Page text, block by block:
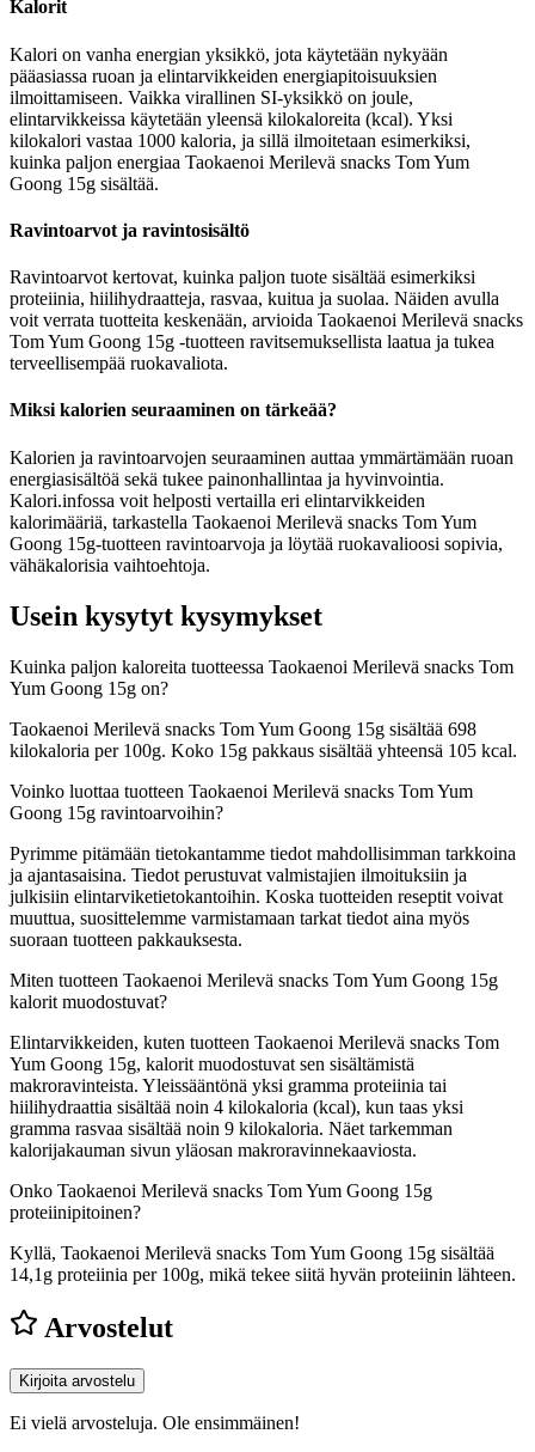
Kalorit
Kalori on vanha energian yksikkö, jota käytetään nykyään
pääasiassa ruoan ja elintarvikkeiden energiapitoisuuksien
ilmoittamiseen. Vaikka virallinen SI-yksikkö on joule,
elintarvikkeissa käytetään yleensä kilokaloreita (kcal). Yksi
kilokalori vastaa 1000 kaloria, ja sillä ilmoitetaan esimerkiksi,
kuinka paljon energiaa Taokaenoi Merilevä snacks Tom Yum
Goong 15g sisältää.
Ravintoarvot ja ravintosisältö
Ravintoarvot kertovat, kuinka paljon tuote sisältää esimerkiksi
proteiinia, hiilihydraatteja, rasvaa, kuitua ja suolaa. Näiden avulla
voit verrata tuotteita keskenään, arvioida Taokaenoi Merilevä snacks
Tom Yum Goong 15g -tuotteen ravitsemuksellista laatua ja tukea
terveellisempää ruokavaliota.
Miksi kalorien seuraaminen on tärkeää?
Kalorien ja ravintoarvojen seuraaminen auttaa ymmärtämään ruoan
energiasisältöä sekä tukee painonhallintaa ja hyvinvointia.
Kalori.infossa voit helposti vertailla eri elintarvikkeiden
kalorimääriä, tarkastella Taokaenoi Merilevä snacks Tom Yum
Goong 15g-tuotteen ravintoarvoja ja löytää ruokavalioosi sopivia,
vähäkalorisia vaihtoehtoja.
Usein kysytyt kysymykset
Kuinka paljon kaloreita tuotteessa Taokaenoi Merilevä snacks Tom
Yum Goong 15g on?
Taokaenoi Merilevä snacks Tom Yum Goong 15g sisältää 698
kilokaloria per 100g. Koko 15g pakkaus sisältää yhteensä 105 kcal.
Voinko luottaa tuotteen Taokaenoi Merilevä snacks Tom Yum
Goong 15g ravintoarvoihin?
Pyrimme pitämään tietokantamme tiedot mahdollisimman tarkkoina
ja ajantasaisina. Tiedot perustuvat valmistajien ilmoituksiin ja
julkisiin elintarviketietokantoihin. Koska tuotteiden reseptit voivat
muuttua, suosittelemme varmistamaan tarkat tiedot aina myös
suoraan tuotteen pakkauksesta.
Miten tuotteen Taokaenoi Merilevä snacks Tom Yum Goong 15g
kalorit muodostuvat?
Elintarvikkeiden, kuten tuotteen Taokaenoi Merilevä snacks Tom
Yum Goong 15g, kalorit muodostuvat sen sisältämistä
makroravinteista. Yleissääntönä yksi gramma proteiinia tai
hiilihydraattia sisältää noin 4 kilokaloria (kcal), kun taas yksi
gramma rasvaa sisältää noin 9 kilokaloria. Näet tarkemman
kalorijakauman sivun yläosan makroravinnekaaviosta.
Onko Taokaenoi Merilevä snacks Tom Yum Goong 15g
proteiinipitoinen?
Kyllä, Taokaenoi Merilevä snacks Tom Yum Goong 15g sisältää
14,1g proteiinia per 100g, mikä tekee siitä hyvän proteiinin lähteen.
Arvostelut
Kirjoita arvostelu
Ei vielä arvosteluja. Ole ensimmäinen!